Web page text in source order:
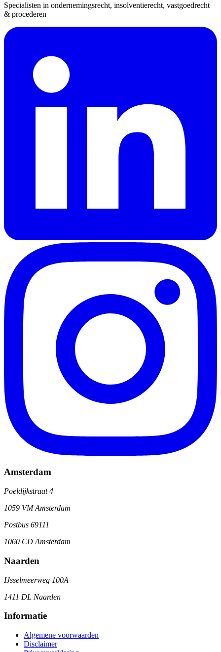
Specialisten in ondernemingsrecht, insolventierecht, vastgoedrecht
& procederen
Amsterdam
Poeldijkstraat 4
1059 VM Amsterdam
Postbus 69111
1060 CD Amsterdam
Naarden
IJsselmeerweg 100A
1411 DL Naarden
Informatie
Algemene voorwaarden
Disclaimer